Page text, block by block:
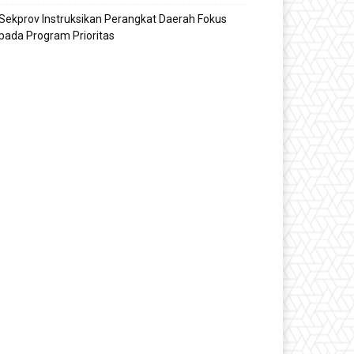
Instruksikan Perangkat Daerah Fokus
Program Prioritas